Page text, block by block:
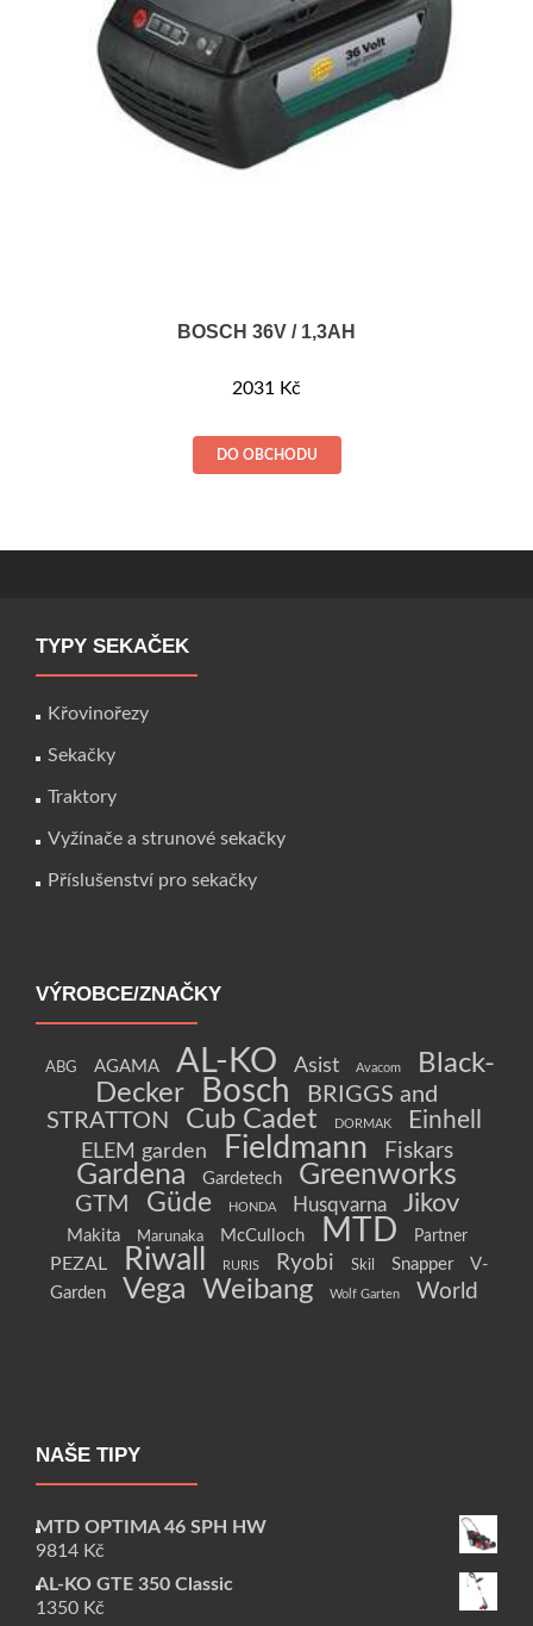
BOSCH 36V / 1,3AH
2031 Kč
DO OBCHODU
TYPY SEKAČEK
Křovinořezy
Sekačky
Traktory
Vyžínače a strunové sekačky
Příslušenství pro sekačky
VÝROBCE/ZNAČKY
ABG AGAMA AL-KO Asist Avacom
Black-
Decker
Bosch
BRIGGS and
STRATTON
Cub Cadet DORMAK Einhell
ELEM garden Fieldmann Fiskars
Gardena Gardetech Greenworks
GTM Güde HONDA Husqvarna Jikov
Makita Marunaka McCulloch MTD Partner
PEZAL Riwall RURIS Ryobi Skil Snapper
V-
Garden
Vega Weibang Wolf Garten World
NAŠE TIPY
MTD OPTIMA 46 SPH HW
9814 Kč
AL-KO GTE 350 Classic
1350 Kč